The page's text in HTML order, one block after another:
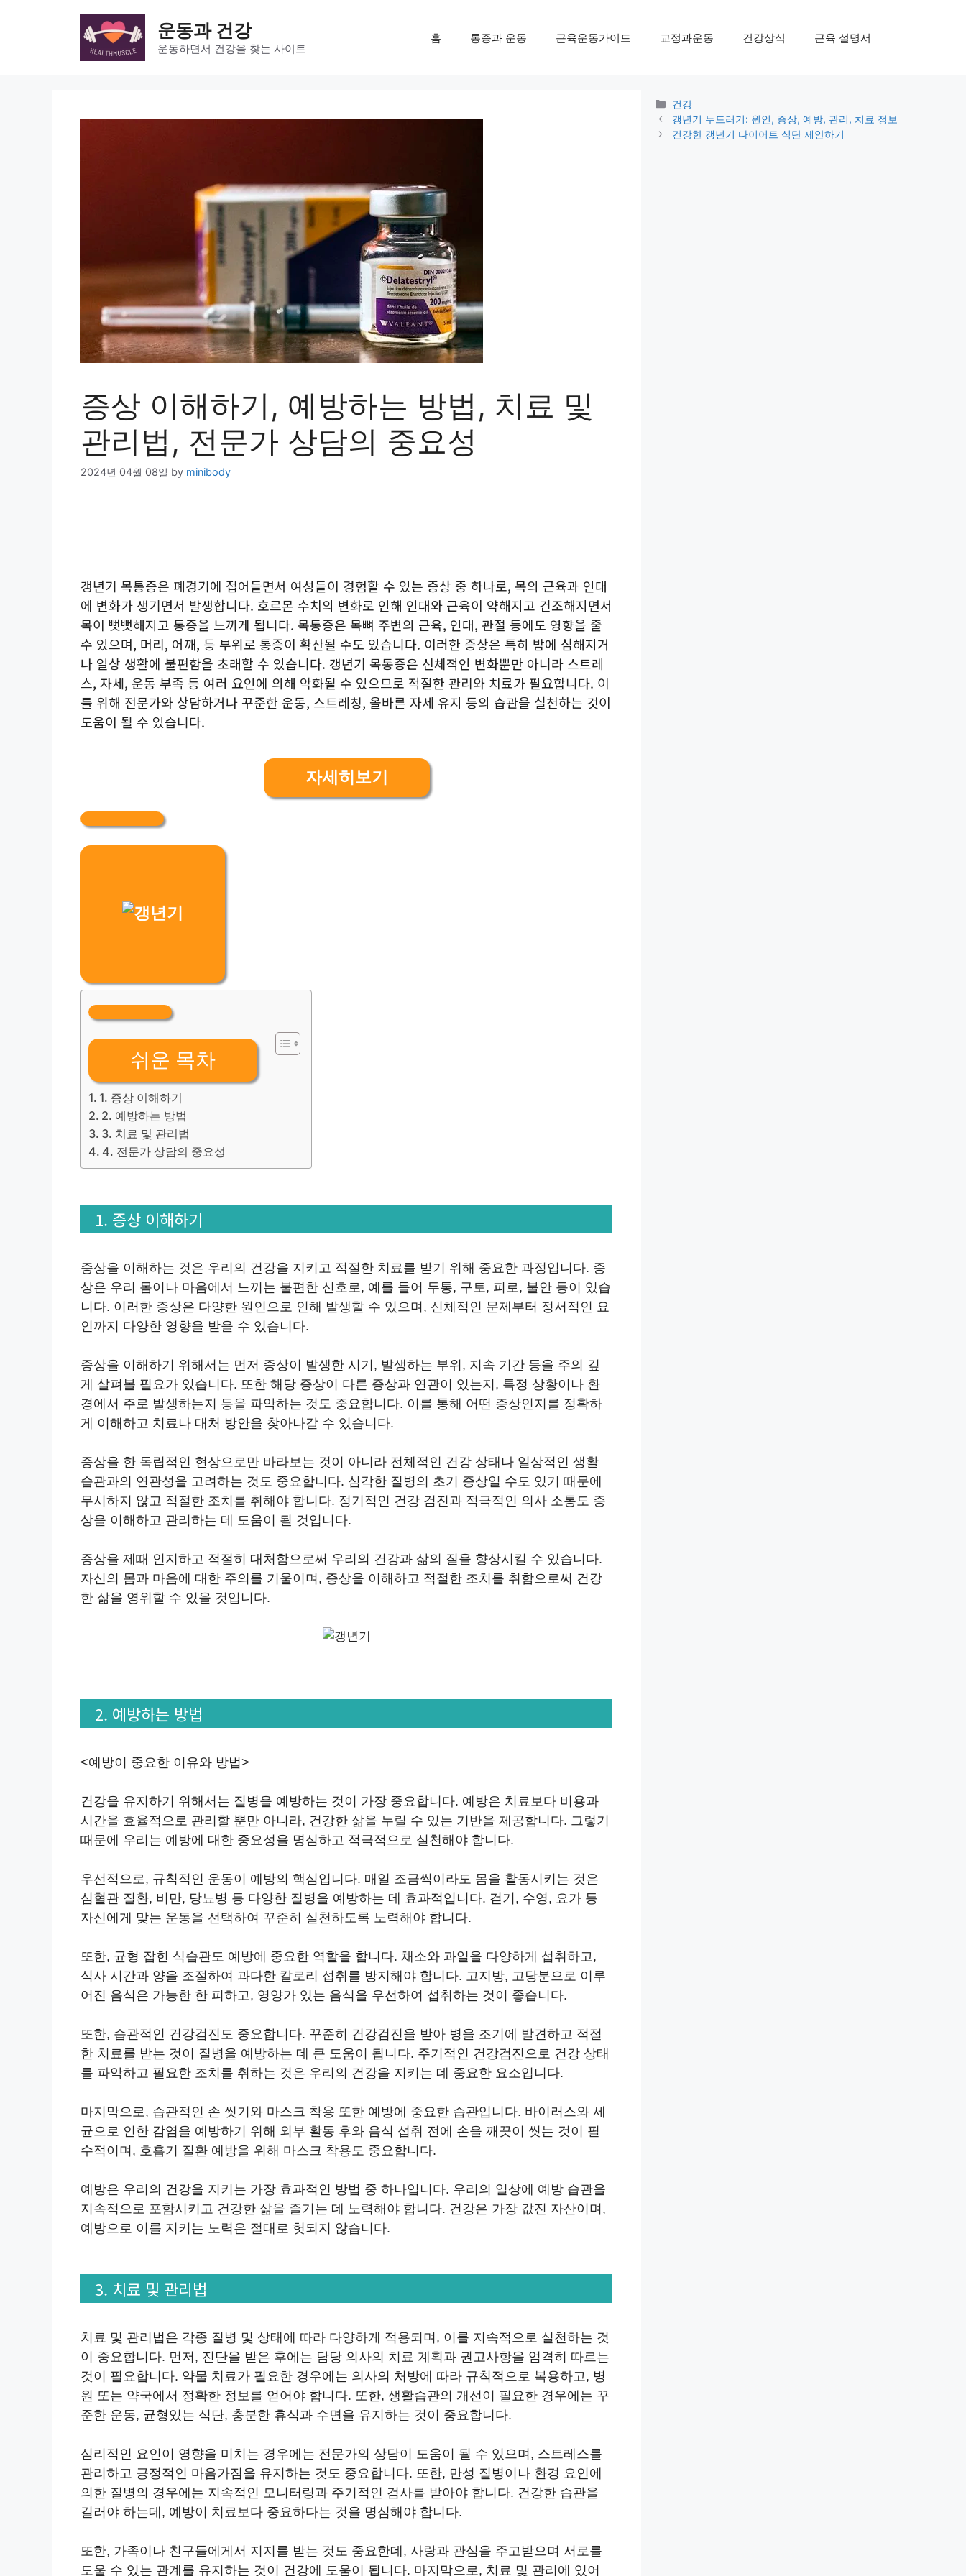
운동과 건강
운동하면서 건강을 찾는 사이트
홈 통증과 운동 근육운동가이드 교정과운동 건강상식 근육 설명서
증상 이해하기, 예방하는 방법, 치료 및
관리법, 전문가 상담의 중요성
2024년 04월 08일 by minibody
갱년기 목통증은 폐경기에 접어들면서 여성들이 경험할 수 있는 증상 중 하나로, 목의 근육과 인대
에 변화가 생기면서 발생합니다. 호르몬 수치의 변화로 인해 인대와 근육이 약해지고 건조해지면서
목이 뻣뻣해지고 통증을 느끼게 됩니다. 목통증은 목뼈 주변의 근육, 인대, 관절 등에도 영향을 줄
수 있으며, 머리, 어깨, 등 부위로 통증이 확산될 수도 있습니다. 이러한 증상은 특히 밤에 심해지거
나 일상 생활에 불편함을 초래할 수 있습니다. 갱년기 목통증은 신체적인 변화뿐만 아니라 스트레
스, 자세, 운동 부족 등 여러 요인에 의해 악화될 수 있으므로 적절한 관리와 치료가 필요합니다. 이
를 위해 전문가와 상담하거나 꾸준한 운동, 스트레칭, 올바른 자세 유지 등의 습관을 실천하는 것이
도움이 될 수 있습니다.
자세히보기
쉬운 목차
1. 증상 이해하기
2. 예방하는 방법
3. 치료 및 관리법
4. 전문가 상담의 중요성
1. 증상 이해하기
증상을 이해하는 것은 우리의 건강을 지키고 적절한 치료를 받기 위해 중요한 과정입니다. 증
상은 우리 몸이나 마음에서 느끼는 불편한 신호로, 예를 들어 두통, 구토, 피로, 불안 등이 있습
니다. 이러한 증상은 다양한 원인으로 인해 발생할 수 있으며, 신체적인 문제부터 정서적인 요
인까지 다양한 영향을 받을 수 있습니다.
증상을 이해하기 위해서는 먼저 증상이 발생한 시기, 발생하는 부위, 지속 기간 등을 주의 깊
게 살펴볼 필요가 있습니다. 또한 해당 증상이 다른 증상과 연관이 있는지, 특정 상황이나 환
경에서 주로 발생하는지 등을 파악하는 것도 중요합니다. 이를 통해 어떤 증상인지를 정확하
게 이해하고 치료나 대처 방안을 찾아나갈 수 있습니다.
증상을 한 독립적인 현상으로만 바라보는 것이 아니라 전체적인 건강 상태나 일상적인 생활
습관과의 연관성을 고려하는 것도 중요합니다. 심각한 질병의 초기 증상일 수도 있기 때문에
무시하지 않고 적절한 조치를 취해야 합니다. 정기적인 건강 검진과 적극적인 의사 소통도 증
상을 이해하고 관리하는 데 도움이 될 것입니다.
증상을 제때 인지하고 적절히 대처함으로써 우리의 건강과 삶의 질을 향상시킬 수 있습니다.
자신의 몸과 마음에 대한 주의를 기울이며, 증상을 이해하고 적절한 조치를 취함으로써 건강
한 삶을 영위할 수 있을 것입니다.
2. 예방하는 방법
<예방이 중요한 이유와 방법>
건강을 유지하기 위해서는 질병을 예방하는 것이 가장 중요합니다. 예방은 치료보다 비용과
시간을 효율적으로 관리할 뿐만 아니라, 건강한 삶을 누릴 수 있는 기반을 제공합니다. 그렇기
때문에 우리는 예방에 대한 중요성을 명심하고 적극적으로 실천해야 합니다.
우선적으로, 규칙적인 운동이 예방의 핵심입니다. 매일 조금씩이라도 몸을 활동시키는 것은
심혈관 질환, 비만, 당뇨병 등 다양한 질병을 예방하는 데 효과적입니다. 걷기, 수영, 요가 등
자신에게 맞는 운동을 선택하여 꾸준히 실천하도록 노력해야 합니다.
또한, 균형 잡힌 식습관도 예방에 중요한 역할을 합니다. 채소와 과일을 다양하게 섭취하고,
식사 시간과 양을 조절하여 과다한 칼로리 섭취를 방지해야 합니다. 고지방, 고당분으로 이루
어진 음식은 가능한 한 피하고, 영양가 있는 음식을 우선하여 섭취하는 것이 좋습니다.
또한, 습관적인 건강검진도 중요합니다. 꾸준히 건강검진을 받아 병을 조기에 발견하고 적절
한 치료를 받는 것이 질병을 예방하는 데 큰 도움이 됩니다. 주기적인 건강검진으로 건강 상태
를 파악하고 필요한 조치를 취하는 것은 우리의 건강을 지키는 데 중요한 요소입니다.
마지막으로, 습관적인 손 씻기와 마스크 착용 또한 예방에 중요한 습관입니다. 바이러스와 세
균으로 인한 감염을 예방하기 위해 외부 활동 후와 음식 섭취 전에 손을 깨끗이 씻는 것이 필
수적이며, 호흡기 질환 예방을 위해 마스크 착용도 중요합니다.
예방은 우리의 건강을 지키는 가장 효과적인 방법 중 하나입니다. 우리의 일상에 예방 습관을
지속적으로 포함시키고 건강한 삶을 즐기는 데 노력해야 합니다. 건강은 가장 값진 자산이며,
예방으로 이를 지키는 노력은 절대로 헛되지 않습니다.
3. 치료 및 관리법
치료 및 관리법은 각종 질병 및 상태에 따라 다양하게 적용되며, 이를 지속적으로 실천하는 것
이 중요합니다. 먼저, 진단을 받은 후에는 담당 의사의 치료 계획과 권고사항을 엄격히 따르는
것이 필요합니다. 약물 치료가 필요한 경우에는 의사의 처방에 따라 규칙적으로 복용하고, 병
원 또는 약국에서 정확한 정보를 얻어야 합니다. 또한, 생활습관의 개선이 필요한 경우에는 꾸
준한 운동, 균형있는 식단, 충분한 휴식과 수면을 유지하는 것이 중요합니다.
심리적인 요인이 영향을 미치는 경우에는 전문가의 상담이 도움이 될 수 있으며, 스트레스를
관리하고 긍정적인 마음가짐을 유지하는 것도 중요합니다. 또한, 만성 질병이나 환경 요인에
의한 질병의 경우에는 지속적인 모니터링과 주기적인 검사를 받아야 합니다. 건강한 습관을
길러야 하는데, 예방이 치료보다 중요하다는 것을 명심해야 합니다.
또한, 가족이나 친구들에게서 지지를 받는 것도 중요한데, 사랑과 관심을 주고받으며 서로를
도울 수 있는 관계를 유지하는 것이 건강에 도움이 됩니다. 마지막으로, 치료 및 관리에 있어
Categories
건강
갱년기 두드러기: 원인, 증상, 예방, 관리, 치료 정보
건강한 갱년기 다이어트 식단 제안하기